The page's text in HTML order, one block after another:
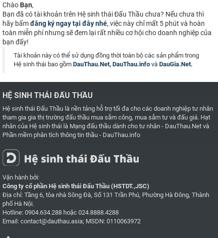
Chào Bạn,
Bạn đã có tài khoản trên Hệ sinh thái Đấu Thầu chưa? Nếu chưa thì
hãy bấmđăng ký ngay tại đây nhé, việc này chỉ mất 5 phút và hoàn
toàn miễn phí nhưng sẽ đem lại rất nhiều cơ hội cho doanh nghiệp của
bạn đấy!
Tài khoản này có thể sử dụng đồng thời toàn bộ các sản phẩm trong
Hệ sinh thái bao gồm DauThau.Net, DauThau.info và DauGia.Net.
HỆ SINH THÁI ĐẤU THẦU
Hệ sinh thái Đấu Thầu là nền tảng hỗ trợ tối đa cho các doanh nghiệp tư nhân
tham gia gia thị trường đấu thầu mua sắm công, mua sắm tư và đấu giá. Hạt
nhân của Hệ sinh thái là Mạng đấu thầu dành cho tư nhân - DauThau.Net và
Phần mềm phân tích thông tin thầu - DauThau.info
Vận hành bởi:
Công ty cổ phần Hệ sinh thái Đấu Thầu (HSTDT.,JSC)
Địa chỉ: Tầng 6, tòa nhà Sông Đà, Số 131 Trần Phú, Phường Hà Đông, Thành
phố Hà Nội.
Hotline: 0904.634.288 hoặc 024.8888.4288
Email: contact@dauthau.asia; MSDN: 0110063972